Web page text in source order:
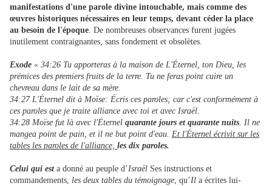
manifestations d'une parole divine intouchable, mais comme des
œuvres historiques nécessaires en leur temps, devant céder la place
au besoin de l'époque. De nombreuses observances furent jugées
inutilement contraignantes, sans fondement et obsolètes.
Exode « 34:26 Tu apporteras à la maison de L'Éternel, ton Dieu, les
prémices des premiers fruits de la terre. Tu ne feras point cuire un
chevreau dans le lait de sa mère.
34:27 L'Éternel dit à Moïse: Écris ces paroles; car c'est conformément à
ces paroles que je traite alliance avec toi et avec Israël.
34:28 Moïse fut là avec l'Éternel quarante jours et quarante nuits. Il ne
mangea point de pain, et il ne but point d'eau. Et l'Éternel écrivit sur les
tables les paroles de l'alliance, les dix paroles.
Celui qui est a donné au peuple d’Israël Ses instructions et
commandements, les deux tables du témoignage, qu’Il a écrites lui-